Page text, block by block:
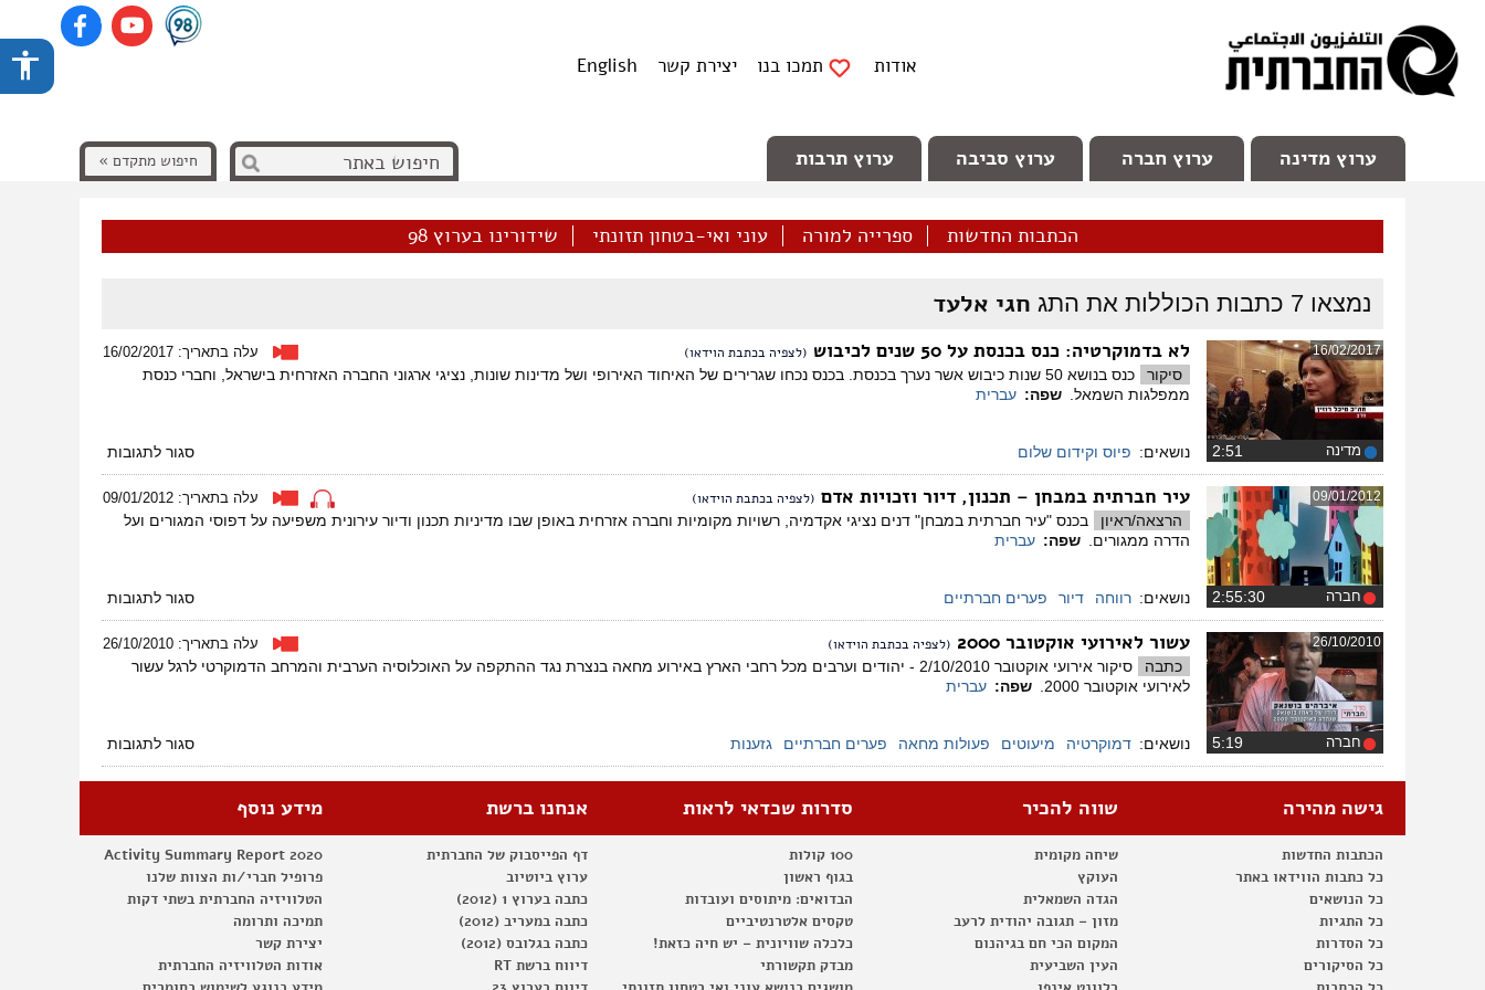
אודות תמכו בנו יצירת קשר English
ערוץ מדינה ערוץ חברה ערוץ סביבה ערוץ תרבות חיפוש מתקדם »
הכתבות החדשות ספרייה למורה עוני ואי-בטחון תזונתי שידורינו בערוץ 98
נמצאו 7 כתבות הכוללות את התג חגי אלעד
16/02/2017
מדינה
לא בדמוקרטיה: כנס בכנסת על 50 שנים לכיבוש (לצפיה בכתבת הוידאו) עלה בתאריך: 16/02/2017
סיקור
כנס בנושא 50 שנות כיבוש אשר נערך בכנסת. בכנס נכחו שגרירים של האיחוד האירופי ושל מדינות שונות, נציגי ארגוני החברה האזרחית בישראל, וחברי כנסת
ממפלגות השמאל. ​
שפה: עברית
נושאים: פיוס וקידום שלום סגור לתגובותעל
לא
בדמוקרטיה:
09/01/2012
חברה
עיר חברתית במבחן – תכנון, דיור וזכויות אדם (לצפיה בכתבת הוידאו) עלה בתאריך: 09/01/2012
הרצאה/ראיון
בכנס "עיר חברתית במבחן" דנים נציגי אקדמיה, רשויות מקומיות וחברה אזרחית באופן שבו מדיניות תכנון ודיור עירונית משפיעה על דפוסי המגורים ועל
הדרה ממגורים.
שפה: עברית
נושאים: רווחה דיור פערים חברתיים סגור לתגובותעל
עיר
חברתית
26/10/2010
חברה
עשור לאירועי אוקטובר 2000 (לצפיה בכתבת הוידאו) עלה בתאריך: 26/10/2010
כתבה
סיקור אירועי אוקטובר 2/10/2010 - יהודים וערבים מכל רחבי הארץ באירוע מחאה בנצרת נגד ההתקפה על האוכלוסיה הערבית והמרחב הדמוקרטי לרגל עשור
לאירועי אוקטובר 2000.
שפה: עברית
נושאים: דמוקרטיה מיעוטים פעולות מחאה פערים חברתיים גזענות סגור לתגובותעל
עשור
לאירועי
גישה מהירה
הכתבות החדשות
כל כתבות הווידאו באתר
כל הנושאים
כל התגיות
כל הסדרות
כל הסיקורים
שווה להכיר
שיחה מקומית
העוקץ
הגדה השמאלית
מזון – תגובה יהודית לרעב
המקום הכי חם בגיהנום
העין השביעית
סדרות שכדאי לראות
100 קולות
בגוף ראשון
הבדואים: מיתוסים ועובדות
טקסים אלטרנטיביים
כלכלה שוויונית – יש חיה כזאת!
מבדק תקשורתי
אנחנו ברשת
דף הפייסבוק של החברתית
ערוץ ביוטיוב
כתבה בערוץ 1 (2012)
כתבה במעריב (2012)
כתבה בגלובס (2012)
דיווח ברשת RT
מידע נוסף
Activity Summary Report 2020
פרופיל חברי/ות הצוות שלנו
הטלוויזיה החברתית בשתי דקות
תמיכה ותרומה
יצירת קשר
אודות הטלוויזיה החברתית